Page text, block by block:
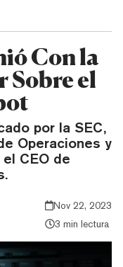
Con la
Sobre el
por la SEC,
Operaciones y
CEO de
Nov 22, 2023
3 min lectura